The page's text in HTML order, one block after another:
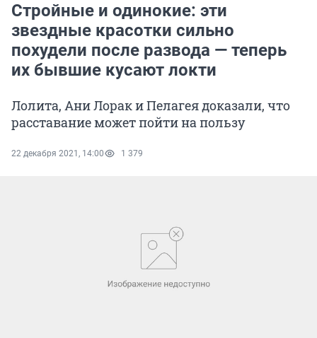
Стройные и одинокие: эти
звездные красотки сильно
похудели после развода — теперь
их бывшие кусают локти
Лолита, Ани Лорак и Пелагея доказали, что
расставание может пойти на пользу
22 декабря 2021, 14:00 1 379